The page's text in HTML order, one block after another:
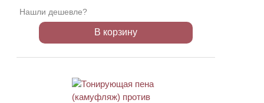
Нашли дешевле?
В корзину